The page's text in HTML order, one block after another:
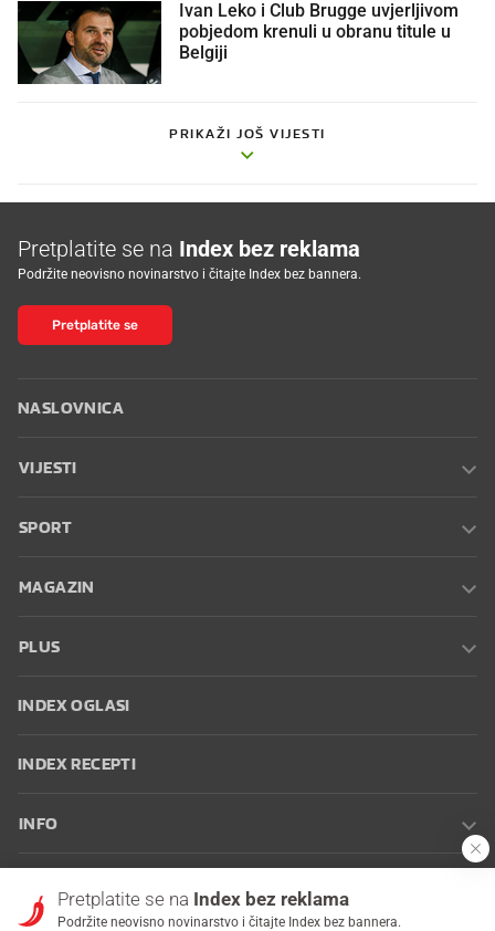
Ivan Leko i Club Brugge uvjerljivom
pobjedom krenuli u obranu titule u
Belgiji
PRIKAŽI JOŠ VIJESTI
Pretplatite se na Index bez reklama
Podržite neovisno novinarstvo i čitajte Index bez bannera.
Pretplatite se
NASLOVNICA
VIJESTI
SPORT
MAGAZIN
PLUS
INDEX OGLASI
INDEX RECEPTI
INFO
korištenja
Postavke kolačića
Pretplatite se na Index bez reklama
Podržite neovisno novinarstvo i čitajte Index bez bannera.